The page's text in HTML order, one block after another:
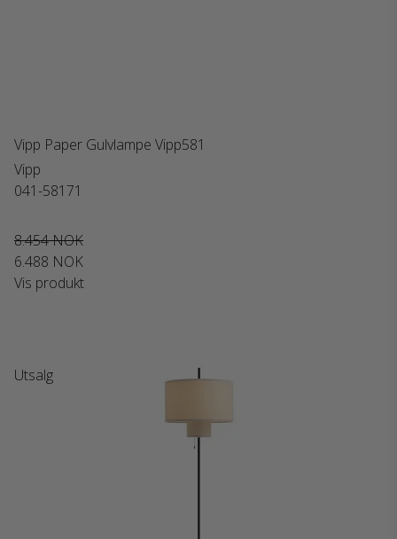
Vipp Paper Gulvlampe Vipp581
Vipp
041-58171
8.454 NOK
6.488 NOK
Vis produkt
Utsalg